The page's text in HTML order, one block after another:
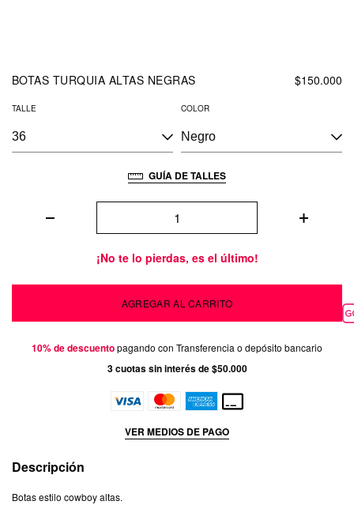
BOTAS TURQUIA ALTAS NEGRAS $150.000
TALLE COLOR
GUÍA DE TALLES
¡No te lo pierdas, es el último!
10% de descuentopagando con Transferencia o depósito bancario
3cuotas sin interés de$50.000
VER MEDIOS DE PAGO
Descripción
Botas estilo cowboy altas.